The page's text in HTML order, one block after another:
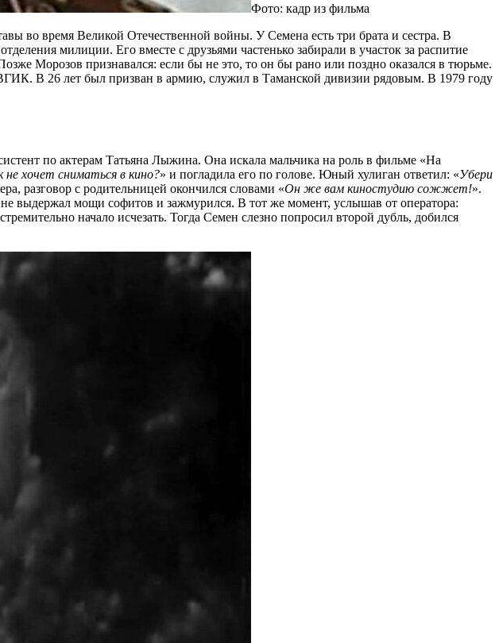
Фото: кадр из фильма
во время Великой Отечественной войны. У Семена есть три брата и сестра. В
милиции. Его вместе с друзьями частенько забирали в участок за распитие
Морозов признавался: если бы не это, то он бы рано или поздно оказался в тюрьме.
ВГИК. В 26 лет был призван в армию, служил в Таманской дивизии рядовым. В 1979 году
по актерам Татьяна Лыжина. Она искала мальчика на роль в фильме «На
хочет сниматься в кино?» и погладила его по голове. Юный хулиган ответил: «Убери
разговор с родительницей окончился словами «Он же вам киностудию сожжет!».
выдержал мощи софитов и зажмурился. В тот же момент, услышав от оператора:
начало исчезать. Тогда Семен слезно попросил второй дубль, добился